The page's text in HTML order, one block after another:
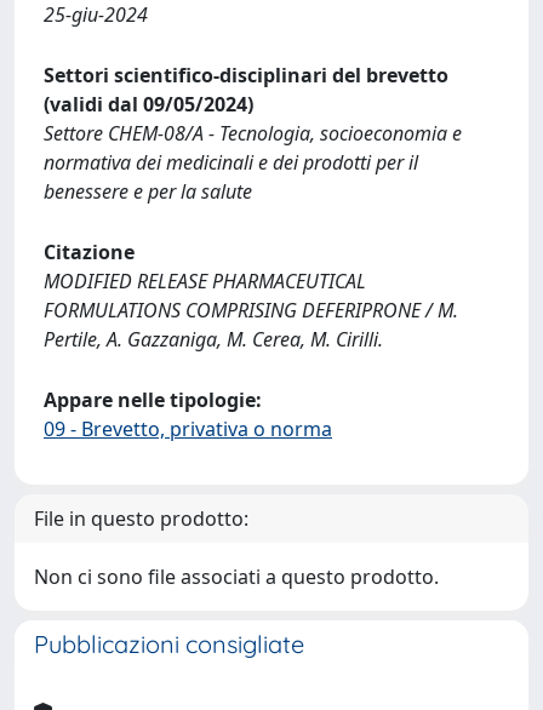
25-giu-2024
Settori scientifico-disciplinari del brevetto
(validi dal 09/05/2024)
Settore CHEM-08/A - Tecnologia, socioeconomia e
normativa dei medicinali e dei prodotti per il
benessere e per la salute
Citazione
MODIFIED RELEASE PHARMACEUTICAL
FORMULATIONS COMPRISING DEFERIPRONE / M.
Pertile, A. Gazzaniga, M. Cerea, M. Cirilli.
Appare nelle tipologie:
09 - Brevetto, privativa o norma
File in questo prodotto:
Non ci sono file associati a questo prodotto.
Pubblicazioni consigliate